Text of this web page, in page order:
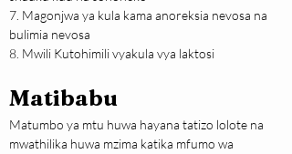
7. Magonjwa ya kula kama anoreksia nevosa na
bulimia nevosa
8. Mwili Kutohimili vyakula vya laktosi
Matibabu
Matumbo ya mtu huwa hayana tatizo lolote na
mwathilika huwa mzima katika mfumo wa